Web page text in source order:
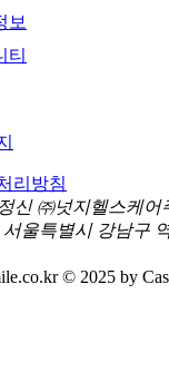
보
티
리방침
신 ㈜넛지헬스케어
서울특별시 강남구
© 2025 by